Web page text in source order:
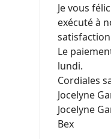
Je vous
exécuté à
Le
lundi.
Cordiales
Jocelyne
Jocelyne
Bex